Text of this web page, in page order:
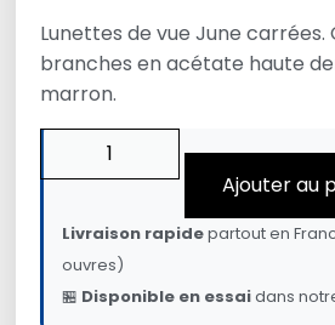
Lunettes de vue June carrées.
branches en acétate haute
marron.
Ajouter au
Livraison rapidepartout en
ouvres)
🏪 Disponible en essaidans